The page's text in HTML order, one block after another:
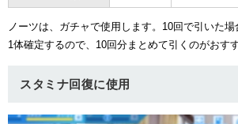
ノーツは、ガチャで使用します。10回で引いた
1体確定するので、10回分まとめて引くのがおす
スタミナ回復に使用